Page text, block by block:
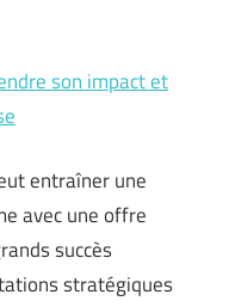
son impact et
entraîner une
avec une offre
succès
stratégiques